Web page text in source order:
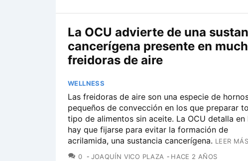
La OCU advierte de una
cancerígena presente en
freidoras de aire
WELLNESS
Las freidoras de aire son una especie de
pequeños de convección en los que preparar
tipo de alimentos sin aceite. La OCU detalla en
hay que fijarse para evitar la formación de
acrilamida, una sustancia cancerígena. LEER
0 COMENTARIOS
JOAQUÍN VICO PLAZA HACE 2 AÑOS